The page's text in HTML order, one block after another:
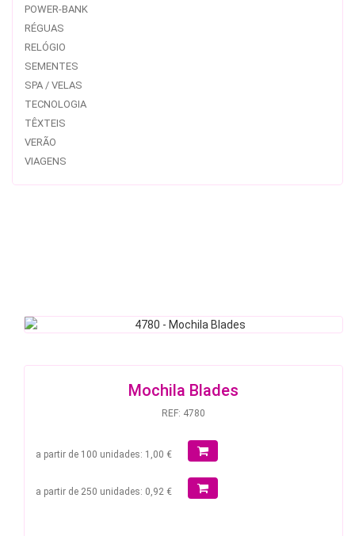
POWER-BANK
RÉGUAS
RELÓGIO
SEMENTES
SPA / VELAS
TECNOLOGIA
TÊXTEIS
VERÃO
VIAGENS
Mochila Blades
REF: 4780
a partir de 100 unidades: 1,00 €
a partir de 250 unidades: 0,92 €